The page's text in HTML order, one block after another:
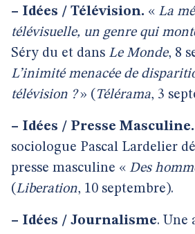
– Idées / Télévision. « La
télévisuelle, un genre qui
Séry du et dans Le Monde, 8
L’inimité menacée de
télévision ?» ( Télérama, 3
– Idées / Presse Masculine.
sociologue Pascal Lardelier
presse masculine « Des
(Liberation, 10 septembre).
– Idées / Journalisme. Une